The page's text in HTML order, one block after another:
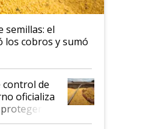
semillas: el
los cobros y sumó
control de
oficializa
la